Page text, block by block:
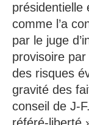
présidentielle
comme l’a
par le juge
provisoire
des risques
gravité des
conseil de J-